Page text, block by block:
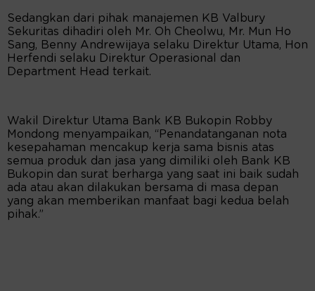
Sedangkan dari pihak manajemen KB Valbury
Sekuritas dihadiri oleh Mr. Oh Cheolwu, Mr. Mun Ho
Sang, Benny Andrewijaya selaku Direktur Utama, Hon
Herfendi selaku Direktur Operasional dan
Department Head terkait.
Wakil Direktur Utama Bank KB Bukopin Robby
Mondong menyampaikan, “Penandatanganan nota
kesepahaman mencakup kerja sama bisnis atas
semua produk dan jasa yang dimiliki oleh Bank KB
Bukopin dan surat berharga yang saat ini baik sudah
ada atau akan dilakukan bersama di masa depan
yang akan memberikan manfaat bagi kedua belah
pihak.”